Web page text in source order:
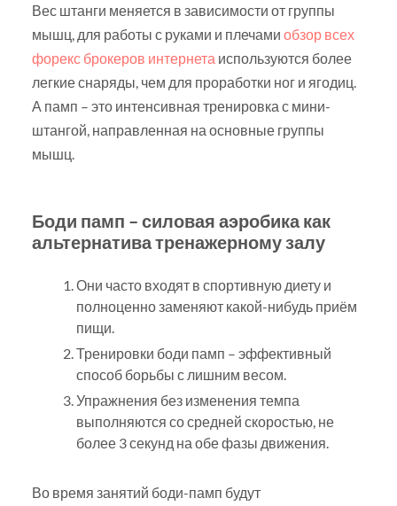
Вес штанги меняется в зависимости от группы
мышц, для работы с руками и плечами обзор всех
форекс брокеров интернета используются более
легкие снаряды, чем для проработки ног и ягодиц.
А памп – это интенсивная тренировка с мини-
штангой, направленная на основные группы
мышц.
Боди памп – силовая аэробика как
альтернатива тренажерному залу
Они часто входят в спортивную диету и
полноценно заменяют какой-нибудь приём
пищи.
Тренировки боди памп – эффективный
способ борьбы с лишним весом.
Упражнения без изменения темпа
выполняются со средней скоростью, не
более 3 секунд на обе фазы движения.
Во время занятий боди-памп будут